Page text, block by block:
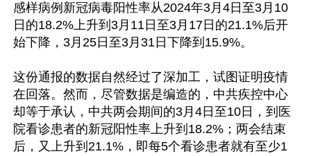
感样病例新冠病毒阳性率从2024年3月4日至3月10
日的18.2%上升到3月11日至3月17日的21.1%后开
始下降，3月25日至3月31日下降到15.9%。
这份通报的数据自然经过了深加工，试图证明疫情
在回落。然而，尽管数据是编造的，中共疾控中心
却等于承认，中共两会期间的3月4日至10日，到医
院看诊患者的新冠阳性率上升到18.2%；两会结束
后，又上升到21.1%，即每5个看诊患者就有至少1